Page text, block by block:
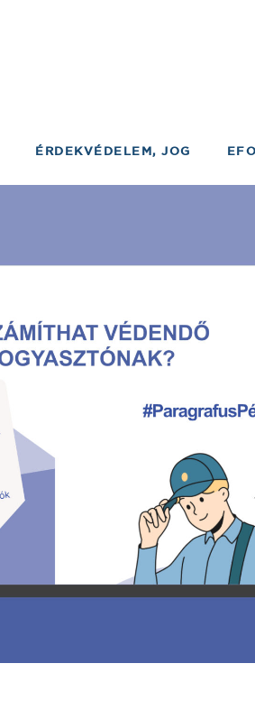
ÉRDEKVÉDELEM, JOG